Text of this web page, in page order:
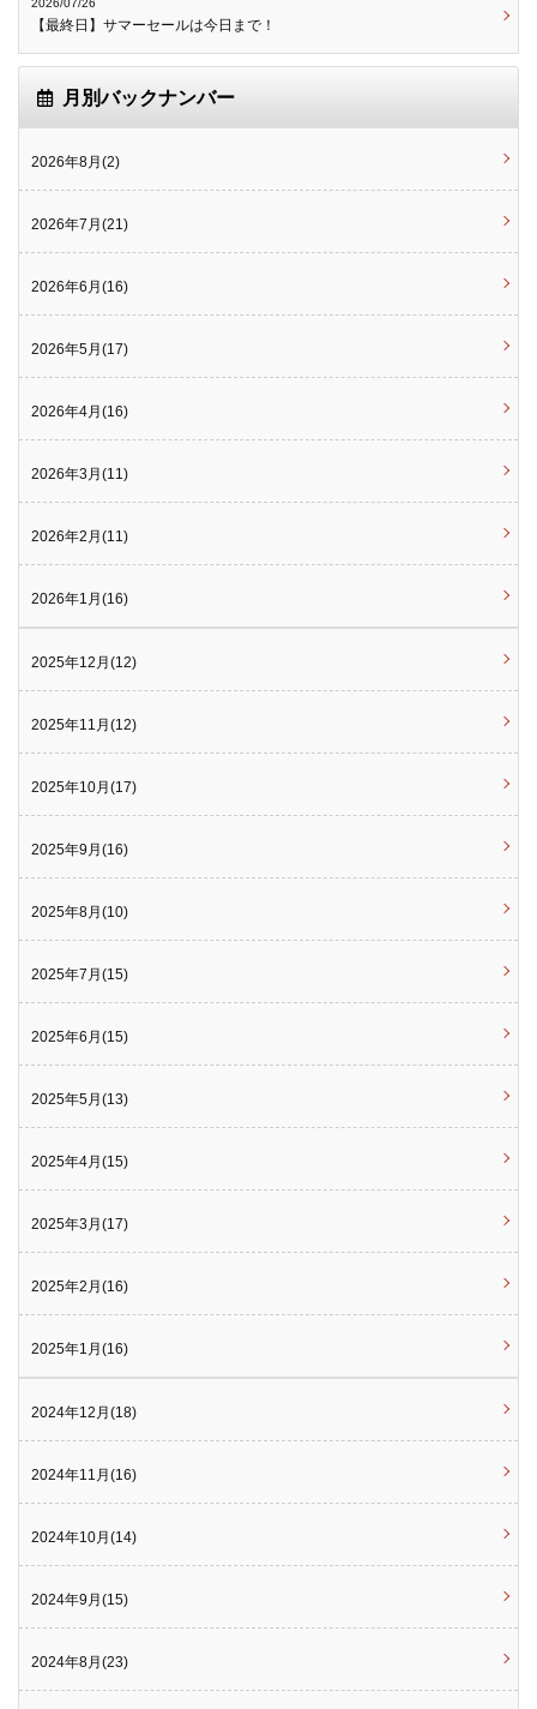
2026/07/26
【最終日】サマーセールは今日まで！
月別バックナンバー
2026年8月(2)
2026年7月(21)
2026年6月(16)
2026年5月(17)
2026年4月(16)
2026年3月(11)
2026年2月(11)
2026年1月(16)
2025年12月(12)
2025年11月(12)
2025年10月(17)
2025年9月(16)
2025年8月(10)
2025年7月(15)
2025年6月(15)
2025年5月(13)
2025年4月(15)
2025年3月(17)
2025年2月(16)
2025年1月(16)
2024年12月(18)
2024年11月(16)
2024年10月(14)
2024年9月(15)
2024年8月(23)